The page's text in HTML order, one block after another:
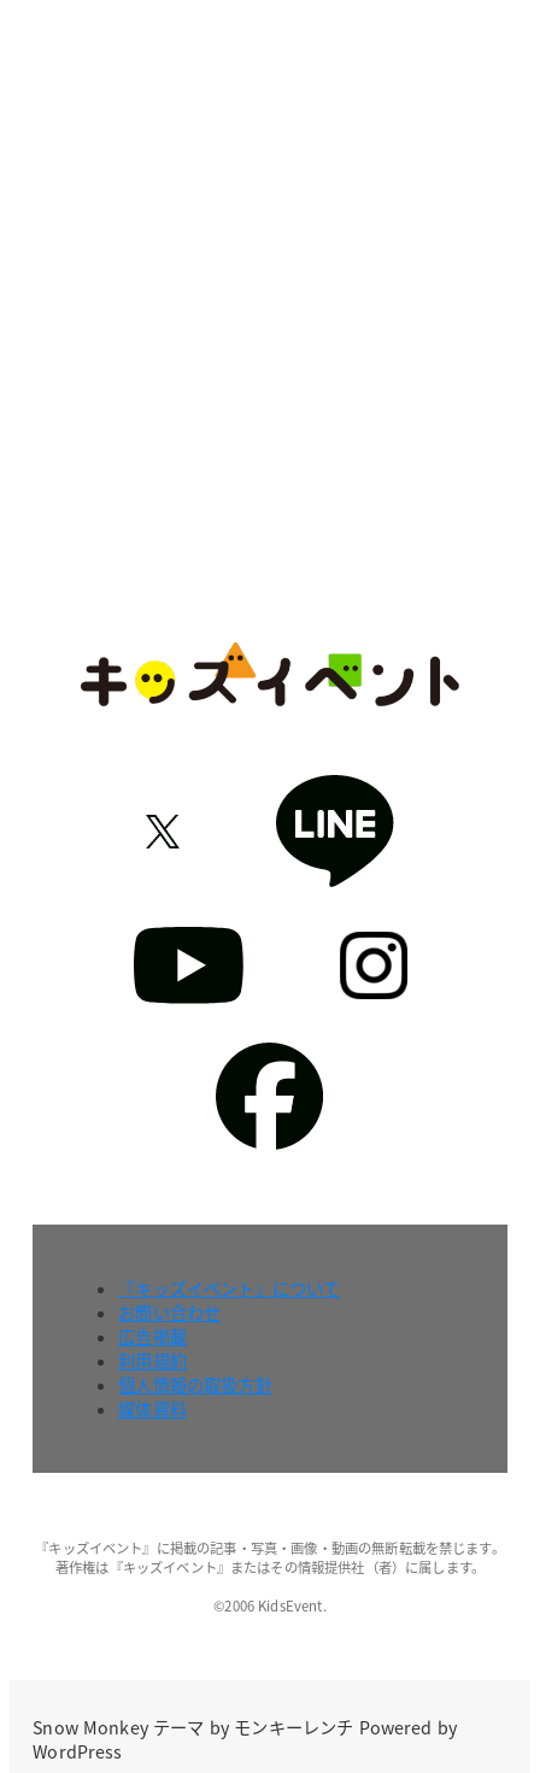
『キッズイベント』について
お問い合わせ
広告掲載
利用規約
個人情報の取扱方針
媒体資料
『キッズイベント』に掲載の記事・写真・画像・動画の無断転載を禁じます。
著作権は『キッズイベント』またはその情報提供社（者）に属します。
©2006 KidsEvent.
Snow Monkeyテーマ by モンキーレンチ Powered by
WordPress